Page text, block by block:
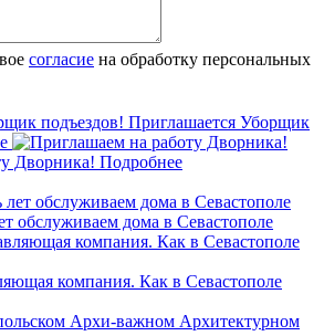
согласие на обработку персональных
Приглашается Уборщик
Дворника! Подробнее
дома в Севастополе
компания. Как в Севастополе